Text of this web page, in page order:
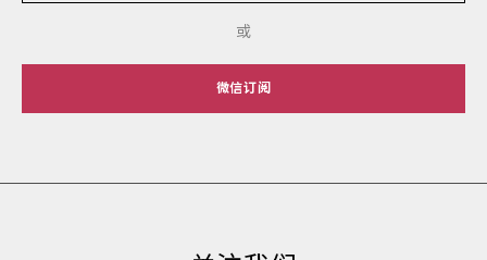
或
微信订阅